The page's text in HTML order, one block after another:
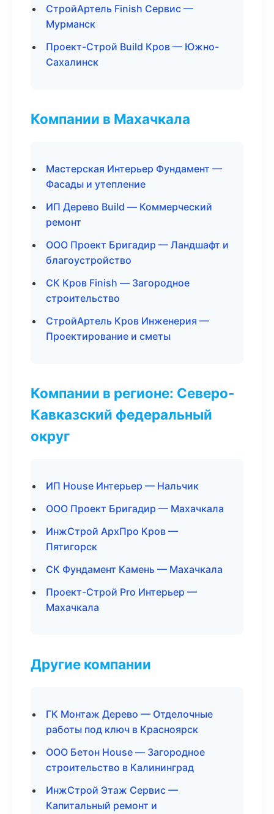
СтройАртель Finish Сервис —
Мурманск
Проект-Строй Build Кров — Южно-
Сахалинск
Компании в Махачкала
Мастерская Интерьер Фундамент —
Фасады и утепление
ИП Дерево Build — Коммерческий
ремонт
ООО Проект Бригадир — Ландшафт и
благоустройство
СК Кров Finish — Загородное
строительство
СтройАртель Кров Инженерия —
Проектирование и сметы
Компании в регионе: Северо-
Кавказский федеральный
округ
ИП House Интерьер — Нальчик
ООО Проект Бригадир — Махачкала
ИнжСтрой АрхПро Кров —
Пятигорск
СК Фундамент Камень — Махачкала
Проект-Строй Pro Интерьер —
Махачкала
Другие компании
ГК Монтаж Дерево — Отделочные
работы под ключ в Красноярск
ООО Бетон House — Загородное
строительство в Калининград
ИнжСтрой Этаж Сервис —
Капитальный ремонт и